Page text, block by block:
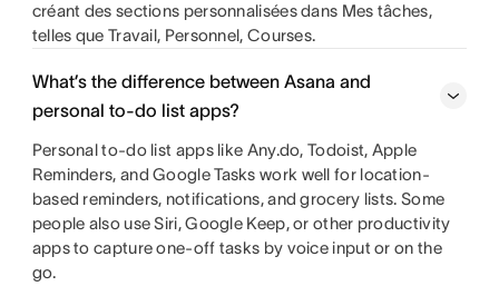
créant des sections personnalisées dans Mes tâches,
telles que Travail, Personnel, Courses.
What’s the difference between Asana and
personal to-do list apps?
Personal to-do list apps like Any.do, Todoist, Apple
Reminders, and Google Tasks work well for location-
based reminders, notifications, and grocery lists. Some
people also use Siri, Google Keep, or other productivity
apps to capture one-off tasks by voice input or on the
go.